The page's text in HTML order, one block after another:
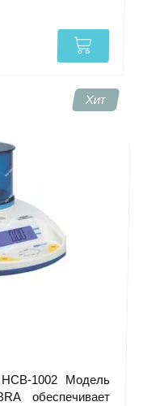
Хит
1002 Модель
обеспечивает